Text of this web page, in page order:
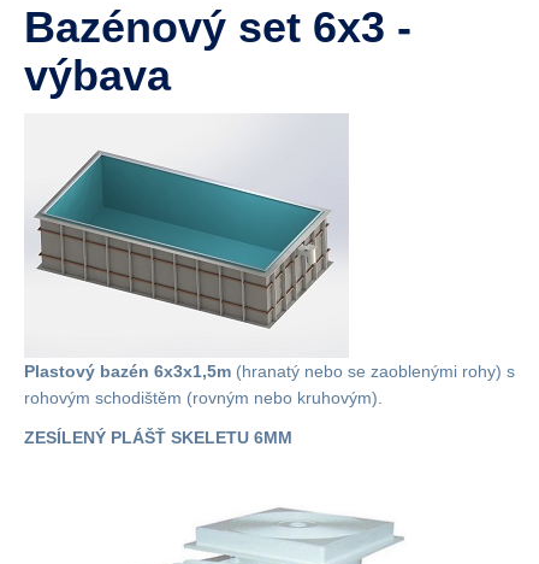
Bazénový set 6x3 -
výbava
Plastový bazén 6x3x1,5m (hranatý nebo se zaoblenými rohy) s
rohovým schodištěm (rovným nebo kruhovým).
ZESÍLENÝ PLÁŠŤ SKELETU 6MM